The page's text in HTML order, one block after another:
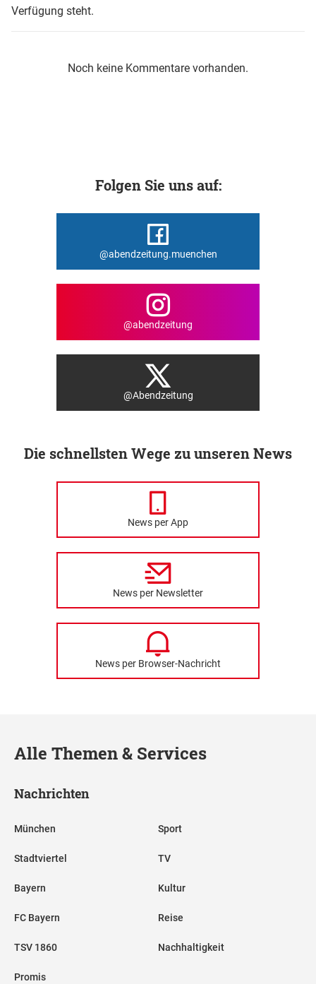
Verfügung steht.
Noch keine Kommentare vorhanden.
Folgen Sie uns auf:
@abendzeitung.muenchen
@abendzeitung
@Abendzeitung
Die schnellsten Wege zu unseren News
News per App
News per Newsletter
News per Browser-Nachricht
Alle Themen & Services
Nachrichten
München
Stadtviertel
Bayern
FC Bayern
TSV 1860
Promis
Sport
TV
Kultur
Reise
Nachhaltigkeit